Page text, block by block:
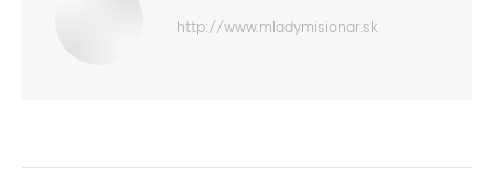
http://www.mladymisionar.sk